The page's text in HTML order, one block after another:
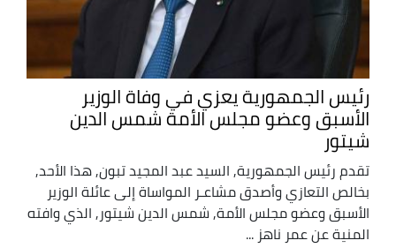
رئيس الجمهورية يعزي في وفاة الوزير
الأسبق وعضو مجلس الأمة شمس الدين
شيتور
تقدم رئيس الجمهورية, السيد عبد المجيد تبون, هذا الأحد,
بخالص التعازي وأصدق مشاعـر المواساة إلى عائلة الوزير
الأسبق وعضو مجلس الأمة, شمس الدين شيتور, الذي وافته
المنية عن عمر ناهز ...